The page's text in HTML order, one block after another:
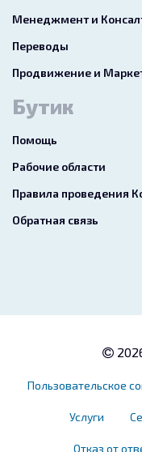
Менеджмент и
Переводы
Продвижение и
Бутик
Помощь
Рабочие области
Правила проведения
Обратная связь
Пользовательское
Услуги
Отказ от